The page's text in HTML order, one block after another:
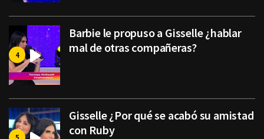
Barbie le propuso a Gisselle ¿hablar
mal de otras compañeras?
Gisselle ¿Por qué se acabó su amistad
con Ruby